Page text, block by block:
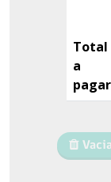
Total
a
pagar